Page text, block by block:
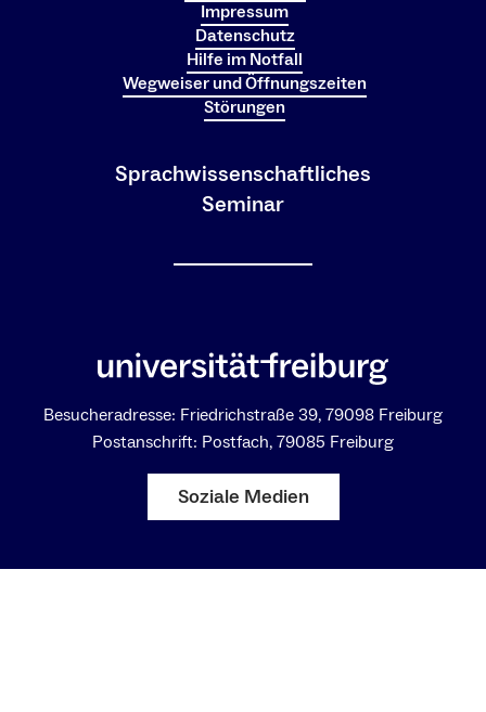
Impressum
Datenschutz
Hilfe im Notfall
Wegweiser und Öffnungszeiten
Störungen
Sprachwissenschaftliches
Seminar
Besucheradresse: Friedrichstraße 39, 79098 Freiburg
Postanschrift: Postfach, 79085 Freiburg
Soziale Medien